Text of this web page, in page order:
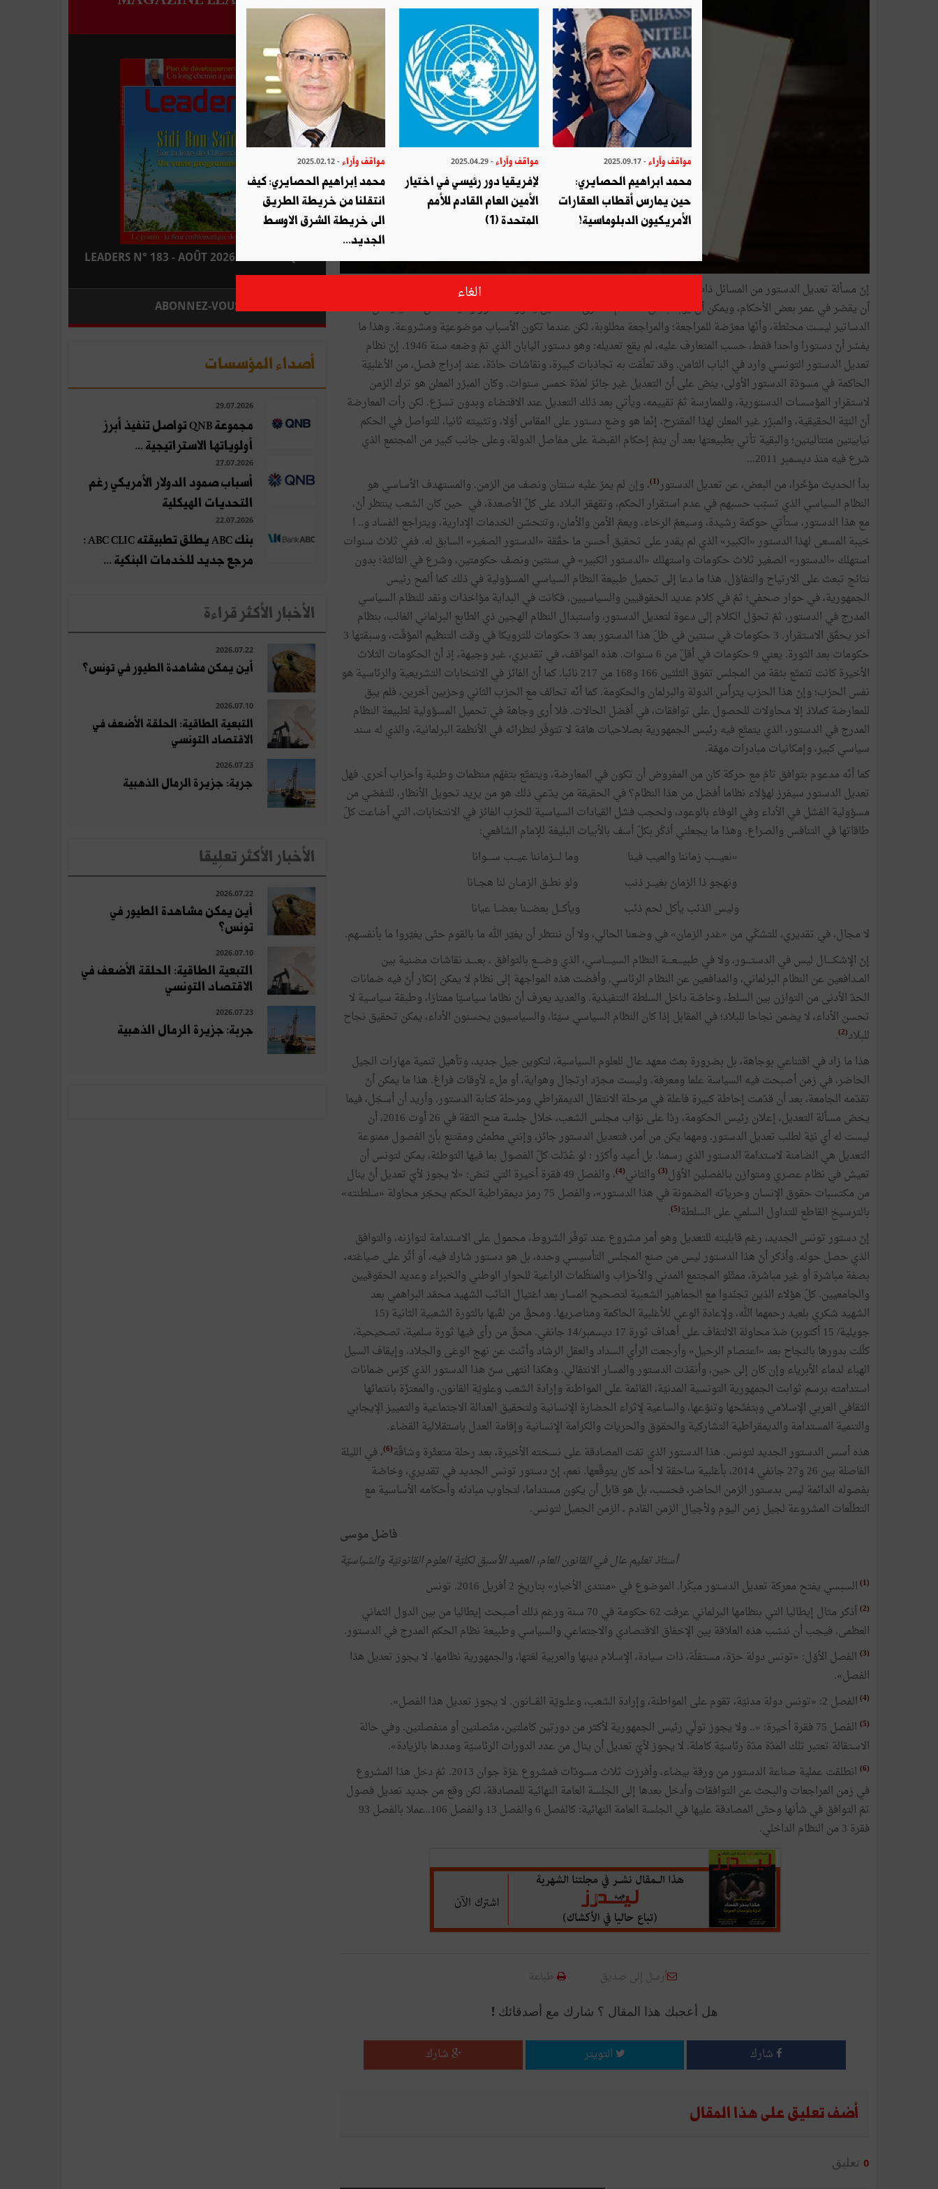
إنّ مسألة تعديل الدستور من المسائل ذات الاتصال المباشر بزمن الدستور. فنظام التعديل، المنصوص عليه في الدساتير، يمكن
أن يقصّر في عمر بعض الأحكام، ويمكن أن يؤبّد بعض الأحكام الأخرى. فالتعديل يطوّر الدستور زمنيّا. كما أنّ هذا يفيد أنّ
الدساتير ليست محنّطة، وأنّها معرّضة للمراجعة؛ والمراجعة مطلوبة، لكن عندما تكون الأسباب موضوعيّة ومشروعة. وهذا ما
يفسّر أنّ دستورا واحدا فقط، حسب المتعارف عليه، لم يقع تعديله: وهو دستور اليابان الذي تمّ وضعه سنة 1946. إنّ نظام
تعديل الدستور التونسي وارد في الباب الثامن. وقد تعلّقت به تجاذبات كبيرة، ونقاشات حادّة، عند إدراج فصل، من الأغلبيّة
الحاكمة في مسودّة الدستور الأولى، ينصّ على أنّ التعديل غير جائز لمدّة خمس سنوات. وكان المبرّر المعلن هو ترك الزمن
لاستقرار المؤسسات الدستورية، وللممارسة ثمّ تقييمه، ويأتي بعد ذلك التعديل عند الاقتضاء وبدون تسرّع. لكن رأت المعارضة
أنّ النيّة الحقيقية، والمبرّر غير المعلن لهذا المقترح، إنّما هو وضع دستور على المقاس أوّلا، وتثبيته ثانيا، للتواصل في الحكم
نيابيتين متتاليتين؛ والبقية تأتي بطبيعتها بعد أن يتمّ إحكام القبضة على مفاصل الدولة، وعلى جانب كبير من المجتمع الذي
شرع فيه منذ ديسمبر 2011...
بدأ الحديث مؤخّرا، من البعض، عن تعديل الدستور(1) ، وإن لم يمرّ عليه سنتان ونصف من الزمن. والمستهدف الأساسي هو
النظام السياسي الذي تسبّب حسبهم في عدم استقرار الحكم، وتقهقر البلاد على كلّ الأصعدة، في حين كان الشعب ينتظر أنّ،
مع هذا الدستور، ستأتي حوكمة رشيدة، وسيعمّ الرخاء، ويعمّ الأمن والأمان، وتتحسّن الخدمات الإدارية، ويتراجع الفساد و.. ا
خيبة المسعى لهذا الدستور «الكبير» الذي لم يقدر على تحقيق أحسن ما حقّقة «الدستور الصغير» السابق له. ففي ثلاث سنوات
استهلك «الدستور» الصغير ثلاث حكومات واستهلك «الدستور الكبير» في سنتين ونصف حكومتين، وشرع في الثالثة؛ بدون
نتائج تبعث على الارتياح والتفاؤل. هذا ما دعا إلى تحميل طبيعة النظام السياسي المسؤولية في ذلك كما ألمح رئيس
الجمهورية، في حوار صحفي؛ ثمّ في كلام عديد الحقوقيين والسياسيين. فكانت في البداية مؤاخذات ونقد للنظام السياسي
المدرج في الدستور، ثمّ تحوّل الكلام إلى دعوة لتعديل الدستور، واستبدال النظام الهجين ذي الطابع البرلماني الغالب، بنظام
آخر يحقّق الاستقرار. 3 حكومات في سنتين في ظلّ هذا الدستور بعد 3 حكومات للترويكا في وقت التنظيم المؤقّت، وسبقتها 3
حكومات بعد الثورة. يعني 9 حكومات في أقلّ من 6 سنوات. هذه المواقف، في تقديري، غير وجيهة، إذ أنّ الحكومات الثلاث
الأخيرة كانت تتمتّع بثقة من المجلس تفوق الثلثين 166 و168 من 217 نائبا. كما أنّ الفائز في الانتخابات التشريعية والرئاسية هو
نفس الحزب؛ وإنّ هذا الحزب يترأّس الدولة والبرلمان والحكومة. كما أنّه تحالف مع الحزب الثاني وحزبين آخرين، فلم يبق
للمعارضة كملاذ إلا محاولات للحصول على توافقات، في أفضل الحالات. فلا أرى وجاهة في تحميل المسؤولية لطبيعة النظام
المدرج في الدستور، الذي يتمتّع فيه رئيس الجمهورية بصلاحيات هامّة لا تتوفّر لنظرائه في الأنظمة البرلمانية، والذي له سند
سياسي كبير، وإمكانيات مبادرات مهمّة.
كما أنّه مدعوم بتوافق تامّ مع حركة كان من المفروض أن تكون في المعارضة، ويتمتّع بتفهّم منظمات وطنية وأحزاب أخرى. فهل
تعديل الدستور سيفرز لهؤلاء نظاما أفضل من هذا النظام؟ في الحقيقة من يدّعي ذلك هو من يريد تحويل الأنظار، للتفصّي من
مسؤولية الفشل في الأداء وفي الوفاء بالوعود، ولحجب فشل القيادات السياسية للحزب الفائز في الانتخابات، التي أضاعت كلّ
طاقاتها في التنافس والصراع. وهذا ما يجعلني أذكّر بكلّ أسف بالأبيات البليغة للإمام الشافعي:
«نعيــــب زماننا والعيب فينا
وما لــــزماننا عيـــب ســــوانا
ونهجو ذا الزمانَ بغيـــر ذنب
ولو نطــق الزمــان لنا هجــانا
وليس الذئب يأكل لحم ذئب
ويأكـــل بعضـــنا بعضــا عيانا
لا مجال، في تقديري، للتشكّي من «غدر الزمان» في وضعنا الحالي، ولا أن ننتظر أن يغيّر الله ما بالقوم حتّى يغيّروا ما بأنفسهم.
إنّ الإشكـــــال ليس في الدستــــور، ولا في طبيــــعــــة النظام السيـــــاسي، الذي وضــــع بالتوافق ، بعـــــد نقاشات مضنية بين
المــدافعين عن النظام البرلماني، والمدافعين عن النظام الرئاسي. وأفضت هذه المواجهة إلى نظام لا يمكن إنكار أنّ فيه ضمانات
الحدّ الأدنى من التوازن بين السلط، وخاصّة داخل السلطة التنفيذية. والعديد يعرف أنّ نظاما سياسيّا ممتازا، وطبقة سياسية لا
تحسن الأداء، لا يضمن نجاحا للبلاد؛ في المقابل إذا كان النظام السياسي سيّئا، والسياسيون يحسنون الأداء، يمكن تحقيق نجاح
للبلاد(2)
.
هذا ما زاد في اقتناعي بوجاهة، بل بضرورة بعث معهد عال للعلوم السياسية، لتكوين جيل جديد، وتأهيل تنمية مهارات الجيل
الحاضر، في زمن أصبحت فيه السياسة علما ومعرفة، وليست مجرّد ارتجال وهواية، أو ملء لأوقات فراغ. هذا ما يمكن أنّ
تقدّمه الجامعة، بعد أن قدّمت إحاطة كبيرة فاعلة في مرحلة الانتقال الديمقراطي ومرحلة كتابة الدستور. وأريد أن أسجّل، فيما
يخصّ مسألة التعديل، إعلان رئيس الحكومة، ردّا على نوّاب مجلس الشعب، خلال جلسة منح الثقة في 26 أوت 2016، أن
ليست له أي نيّة لطلب تعديل الدستور. ومهما يكن من أمر، فتعديل الدستور جائز، وإنني مطمئن ومقتنع بأنّ الفصول ممنوعة
التعديل هي الضامنة لاستدامة الدستور الذي رسمنا. بل أعيد وأكرّر : لو عُدّلت كلّ الفصول بما فيها التوطئة، يمكن لتونس أن
تعيش في نظام عصري ومتوازن بـالفصلين الأوّل(3) والثاني(4)
، والفصل 49 فقرة أخيرة التي تنصّ: «لا يجوز لأيّ تعديل أنّ ينال
من مكتسبات حقوق الإنسان وحرياته المضمونة في هذا الدستور»، والفصل 75 رمز ديمقراطية الحكم يحجّر محاولة «سلطنته»
بالترسيخ القاطع للتداول السلمي على السلطة(5)
.
إنّ دستور تونس الجديد، رغم قابليته للتعديل وهو أمر مشروع عند توفّر الشروط، محمول على الاستدامة لتوازنه، والتوافق
الذي حصل حوله. وأذكر أنّ هذا الدستور ليس من صنع المجلس التأسيسي وحده، بل هو دستور شارك فيه، أو أثّر على صياغته،
بصفة مباشرة أو غير مباشرة، ممثّلو المجتمع المدني والأحزاب والمنظّمات الراعية للحوار الوطني والخبراء وعديد الحقوقيين
والجامعيين. كلّ هؤلاء الذين تجنّدوا مع الجماهير الشعبية لتصحيح المسار بعد اغتيال النائب الشهيد محمّد البراهمي بعد
الشهيد شكري بلعيد رحمهما الله، ولإعادة الوعي للأغلبية الحاكمة ومناصريها. ومحقّ من لقّبها بالثورة الشعبية الثانية (15
جويلية/ 15 أكتوبر) ضدّ محاولة الالتفاف على أهداف ثورة 17 ديسمبر/14 جانفي. محقّ من رأى فيها ثورة سلمية، تصحيحية،
كلّلت بدورها بالنجاح بعد «اعتصام الرحيل» وأرجعت الرأي السداد والعقل الرشاد وأثنت عن نهج الوغى والجلاد، وإيقاف السيل
الهباء لدماء الأبرياء وإن كان إلى حين، وأنقذت الدستور والمسار الانتقالي. وهكذا انتهى سنّ هذا الدستور الذي كرّس ضمانات
استدامته برسم ثوابت الجمهورية التونسية المدنيّة، القائمة على المواطنة وإرادة الشعب وعلويّة القانون، والمعتزّة بانتمائها
الثقافي العربي الإسلامي وبتفتّحها وتنوّعها، والساعية لإثراء الحضارة الإنسانية ولتحقيق العدالة الاجتماعية والتمييز الإيجابي
والتنمية المستدامة والديمقراطية التشاركية والحقوق والحريات والكرامة الإنسانية وإقامة العدل باستقلالية القضاء.
هذه أسس الدستور الجديد لتونس. هذا الدستور الذي تمّت المصادقة على نسخته الأخيرة، بعد رحلة متعثّرة وشاقّة(6) ، في الليلة
الفاصلة بين 26 و27 جانفي 2014، بأغلبية ساحقة لا أحد كان يتوقّعها. نعم، إنّ دستور تونس الجديد في تقديري، وخاصّة
بفصوله الدائمة ليس بدستور الزمن الحاضر، فحسب، بل هو قابل أن يكون مستداما، لتجاوب مبادئه وأحكامه الأساسية مع
التطلّعات المشروعة لجيل زمن اليوم ولأجيال الزمن القادم ، الزمن الجميل لتونس.
فاضل موسى
أستاذ تعليم عال في القانون العام، العميد الأسبق لكليّة العلوم القانونيّة والسّياسيّة
(1) السبسي يفتح معركة تعديل الدستور مبكّرا. الموضوع في «منتدى الأخبار» بتاريخ 2 أفريل 2016. تونس
(2)
أذكر مثال إيطاليا التي بنظامها البرلماني عرفت 62 حكومة في 70 سنة ورغم ذلك أصبحت إيطاليا من بين الدول الثماني
العظمى. فيجب أن ننسّب هذه العلاقة بين الإخفاق الاقتصادي والاجتماعي والسياسي وطبيعة نظام الحكم المدرج في الدستور.
(3)
الفصل الأوّل: «تونس دولة حرّة، مستقلّة، ذات سيادة، الإسلام دينها والعربية لغتها، والجمهورية نظامها. لا يجوز تعديل هذا
الفصل».
(4) الفصل 2: «تونس دولة مدنيّة، تقوم على المواطنة، وإرادة الشعب، وعلــويّة القـــانون. لا يجوز تعديل هذا الفصل».
(5)
الفصل 75 فقرة أخيرة: «.. ولا يجوز تولّي رئيس الجمهورية لأكثر من دورتين كاملتين، متّصلتين أو منفصلتين. وفي حالة
الاستقالة تعتبر تلك المدّة مدّة رئاسيّة كاملة. لا يجوز لأيّ تعديل أن ينال من عدد الدورات الرئاسيّة ومددها بالزيادة».
(6)
انطلقت عملية صناعة الدستور من ورقة بيضاء، وأفرزت ثلاث مسودّات فمشروع غرّة جوان 2013. ثمّ دخل هذا المشروع
في زمن المراجعات والبحث عن التوافقات وأدخل بعدها إلى الجلسة العامة النهائية للمصادقة، لكن وقع من جديد تعديل فصول
تمّ التوافق في شأنها وحتّى المصادقة عليها في الجلسة العامة النهائية: كالفصل 6 والفصل 13 والفصل 106..عملا بالفصل 93
فقرة 3 من النظام الداخلي.
أرسل إلى صديق طباعة
هل أعجبك هذا المقال ؟ شارك مع أصدقائك !
شارك التويتر شارك
أضف تعليق على هذا المقال
0 تعليق
LEADERS N° 183 - AOÛT 2026 : EN KIOSQUE
ABONNEZ-VOUS
أصداء المؤسسات
29.07.2026
مجموعة QNB تواصل تنفيذ أبرز
أولوياتها الاستراتيجية ...
27.07.2026
أسباب صمود الدولار الأمريكي رغم
التحديات الهيكلية
22.07.2026
بنك ABC يطلق تطبيقته ABC CLIC :
مرجع جديد للخدمات البنكية ...
الأخبار الأكثر قراءة
2026.07.22
أين يمكن مشاهدة الطيور في تونس؟
2026.07.10
التبعية الطاقية: الحلقة الأضعف في
الاقتصاد التونسي
2026.07.23
جربة: جزيرة الرمال الذهبية
الأخبار الأكثر تعلِيقا
2026.07.22
أين يمكن مشاهدة الطيور في
تونس؟
2026.07.10
التبعية الطاقية: الحلقة الأضعف في
الاقتصاد التونسي
2026.07.23
جربة: جزيرة الرمال الذهبية
مواقف وآراء - 2025.09.17
محمد ابراهيم الحصايري:
حين يمارس أقطاب العقارات
الأمريكيون الدبلوماسية!
مواقف وآراء - 2025.04.29
لإفريقيا دور رئيسي في اختيار
الأمين العام القادم للأمم
المتحدة (1)
مواقف وآراء- 2025.02.12
محمد إبراهيم الحصايري: كيف
انتقلنا من خريطة الطريق
الى خريطة الشرق الاوسط
الجديد...
الغاء